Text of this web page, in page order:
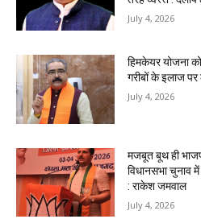
July 4, 2026
हिमकेयर योजना
गरीबों के इलाज पर
July 4, 2026
मजबूत बूथ ही
विधानसभा चुनाव
: राकेश जमवाल
July 4, 2026